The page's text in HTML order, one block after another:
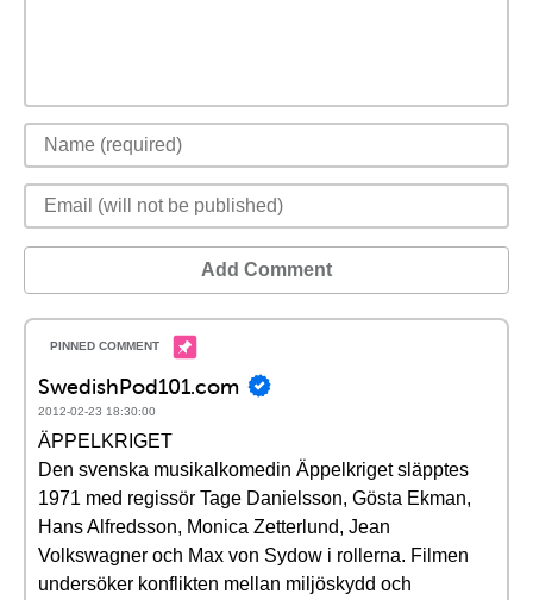
Add Comment
SwedishPod101.com
2012-02-23 18:30:00
ÄPPELKRIGET
Den svenska musikalkomedin Äppelkriget släpptes
1971 med regissör Tage Danielsson, Gösta Ekman,
Hans Alfredsson, Monica Zetterlund, Jean
Volkswagner och Max von Sydow i rollerna. Filmen
undersöker konflikten mellan miljöskydd och